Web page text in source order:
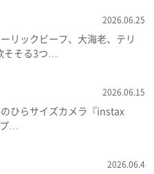
2026.06.25
リックビーフ、大海老、テリ
そそる3つ…
2026.06.15
ひらサイズカメラ『instax
…
2026.06.4